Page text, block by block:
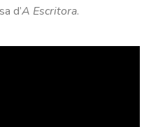
d’A Escritora.